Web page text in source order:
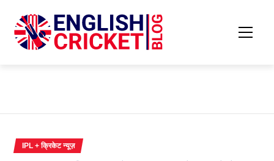
छोड़कर
सामग्री
IPL + क्रिकेट न्यूज़